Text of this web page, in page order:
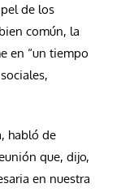
de los
común, la
en “un tiempo
, habló de
que, dijo,
en nuestra